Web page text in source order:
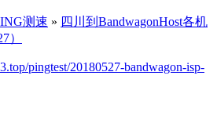
测速 » 四川到BandwagonHost各机
）
pingtest/20180527-bandwagon-isp-